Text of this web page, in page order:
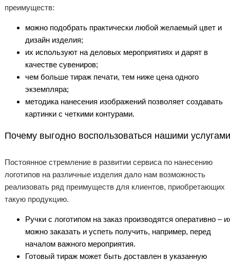
преимуществ:
можно подобрать практически любой желаемый цвет и
дизайн изделия;
их используют на деловых мероприятиях и дарят в
качестве сувениров;
чем больше тираж печати, тем ниже цена одного
экземпляра;
методика нанесения изображений позволяет создавать
картинки с четкими контурами.
Почему выгодно воспользоваться нашими
Постоянное стремление в развитии сервиса по нанесению
логотипов на различные изделия дало нам возможность
реализовать ряд преимуществ для клиентов, приобретающих
такую продукцию.
Ручки с логотипом на заказ производятся оперативно –
можно заказать и успеть получить, например, перед
началом важного мероприятия.
Готовый тираж может быть доставлен в указанную